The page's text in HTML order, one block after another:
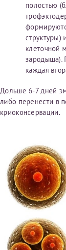
полостью
структуры)
клеточной
зародыша).
каждая
Дольше 6-7 дней
либо перенести в
криоконсервации.